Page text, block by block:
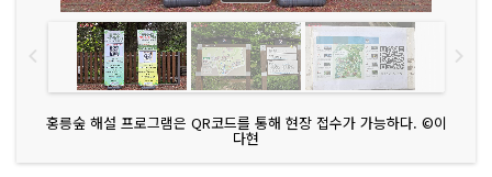
홍릉숲 해설 프로그램은 QR코드를 통해 현장 접수가 가능하다. ©이
다현